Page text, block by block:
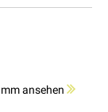
ansehen